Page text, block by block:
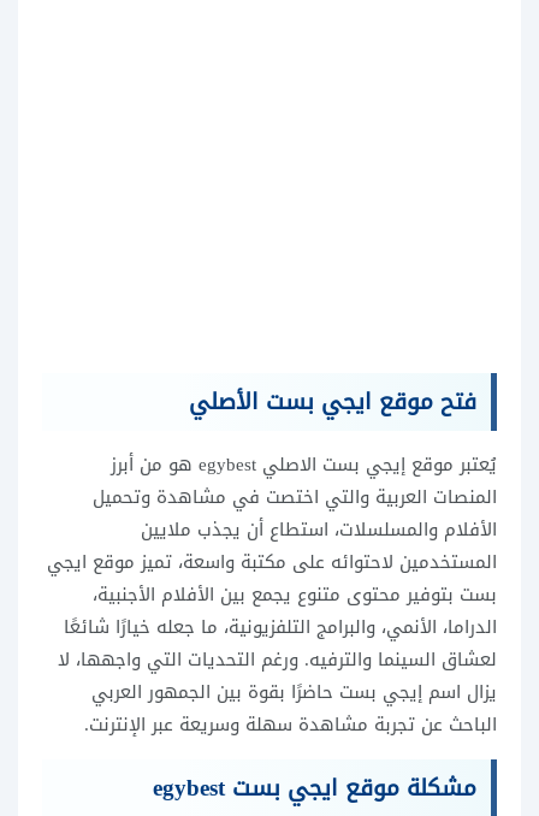
فتح موقع ايجي بست الأصلي
يُعتبر موقع إيجي بست الاصلي egybest هو من أبرز
المنصات العربية والتي اختصت في مشاهدة وتحميل
الأفلام والمسلسلات، استطاع أن يجذب ملايين
المستخدمين لاحتوائه على مكتبة واسعة، تميز موقع ايجي
بست بتوفير محتوى متنوع يجمع بين الأفلام الأجنبية،
الدراما، الأنمي، والبرامج التلفزيونية، ما جعله خيارًا شائعًا
لعشاق السينما والترفيه. ورغم التحديات التي واجهها، لا
يزال اسم إيجي بست حاضرًا بقوة بين الجمهور العربي
الباحث عن تجربة مشاهدة سهلة وسريعة عبر الإنترنت.
مشكلة موقع ايجي بست egybest